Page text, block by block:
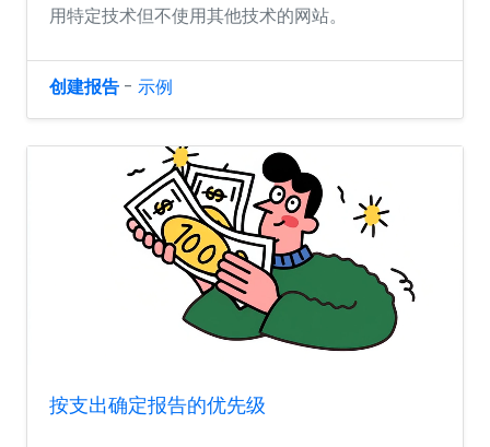
用特定技术但不使用其他技术的网站。
创建报告 - 示例
按支出确定报告的优先级